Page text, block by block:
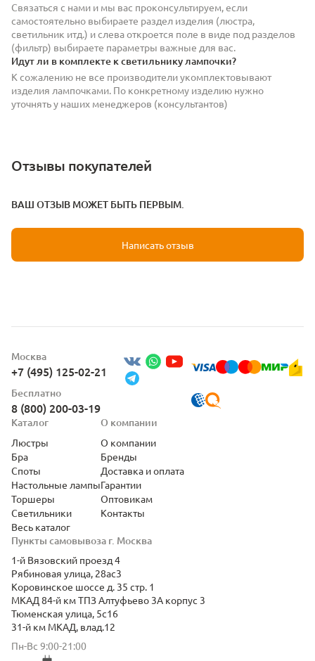
Связаться с нами и мы вас проконсультируем, если
самостоятельно выбираете раздел изделия (люстра,
светильник итд.) и слева откроется поле в виде под разделов
(фильтр) выбираете параметры важные для вас.
Идут ли в комплекте к светильнику лампочки?
К сожалению не все производители укомплектовывают
изделия лампочками. По конкретному изделию нужно
уточнять у наших менеджеров (консультантов)
Отзывы покупателей
ВАШ ОТЗЫВ МОЖЕТ БЫТЬ ПЕРВЫМ.
Написать отзыв
Москва
+7 (495) 125-02-21
Бесплатно
8 (800) 200-03-19
Пункты самовывоза г. Москва
1-й Вязовский проезд 4
Рябиновая улица, 28ас3
Коровинское шоссе д. 35 стр. 1
МКАД 84-й км ТПЗ Алтуфьево 3А корпус 3
Тюменская улица, 5с16
31-й км МКАД, влад.12
Пн-Вс 9:00-21:00
Каталог
Люстры
Бра
Споты
Настольные лампы
Торшеры
Светильники
Весь каталог
О компании
О компании
Бренды
Доставка и оплата
Гарантии
Оптовикам
Контакты